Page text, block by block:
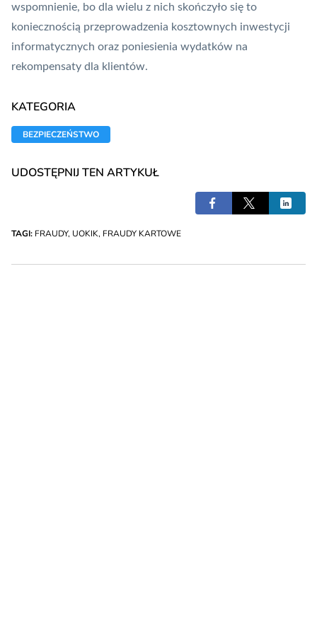
wspomnienie, bo dla wielu z nich skończyło się to
koniecznością przeprowadzenia kosztownych inwestycji
informatycznych oraz poniesienia wydatków na
rekompensaty dla klientów.
KATEGORIA
BEZPIECZEŃSTWO
UDOSTĘPNIJ TEN ARTYKUŁ
TAGI: FRAUDY, UOKIK, FRAUDY KARTOWE